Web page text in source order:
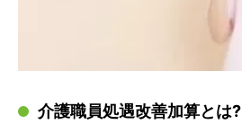
介護職員処遇改善加算とは?